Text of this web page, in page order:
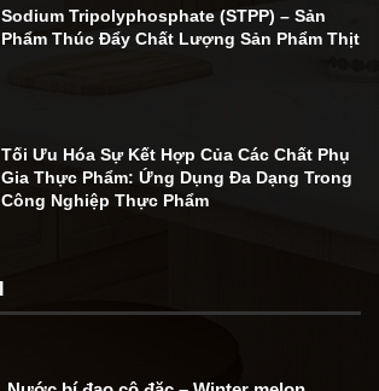
Sodium Tripolyphosphate (STPP) – Sản
Phẩm Thúc Đẩy Chất Lượng Sản Phẩm Thịt
Tối Ưu Hóa Sự Kết Hợp Của Các Chất Phụ
Gia Thực Phẩm: Ứng Dụng Đa Dạng Trong
Công Nghiệp Thực Phẩm